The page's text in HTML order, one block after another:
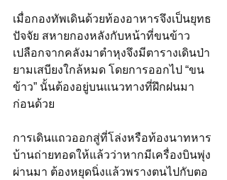
เมื่อกองทัพเดินด้วยท้องอาหารจึงเป็นยุทธ
ปัจจัย สหายกองหลังกับหน้าที่ขนข้าว
เปลือกจากคลังมาตำหุงจึงมีตารางเดินป่า
ยามเสบียงใกล้หมด โดยการออกไป “ขน
ข้าว” นั้นต้องอยู่บนแนวทางที่ฝึกฝนมา
ก่อนด้วย
การเดินแถวออกสู่ที่โล่งหรือท้องนาทหาร
บ้านถ่ายทอดให้แล้วว่าหากมีเครื่องบินพุ่ง
ผ่านมา ต้องหยุดนิ่งแล้วพรางตนไปกับตอ